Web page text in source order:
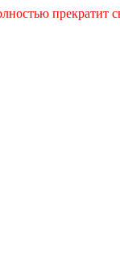
прекратит